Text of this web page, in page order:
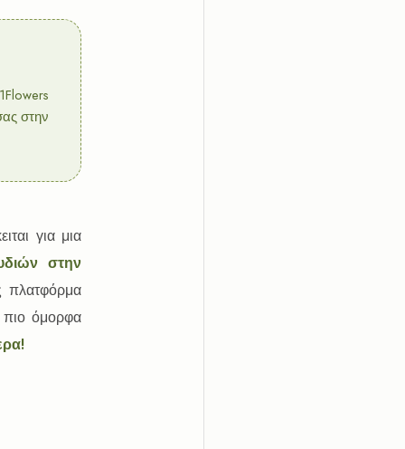
στην
για μια
στην
πλατφόρμα
πιο όμορφα